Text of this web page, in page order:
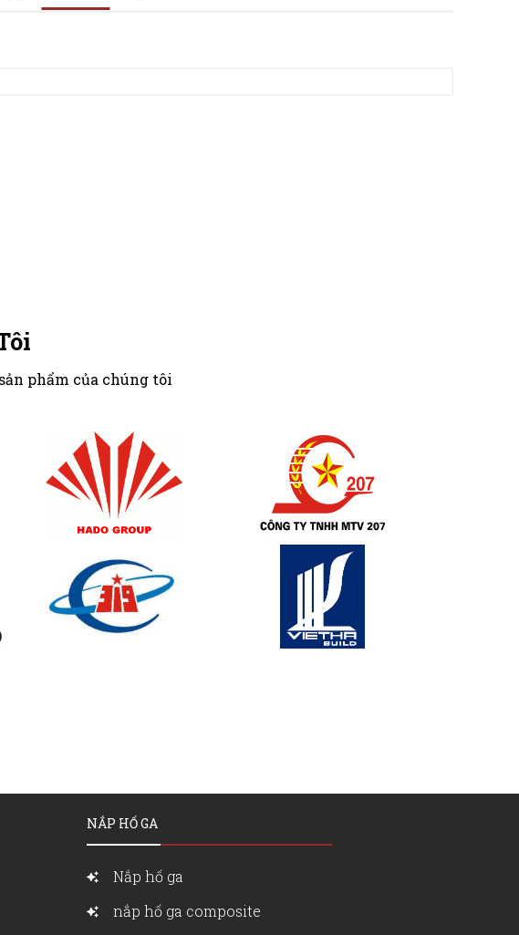
phẩm của chúng tôi
NẮP HỐ GA
Nắp hố ga
nắp hố ga composite